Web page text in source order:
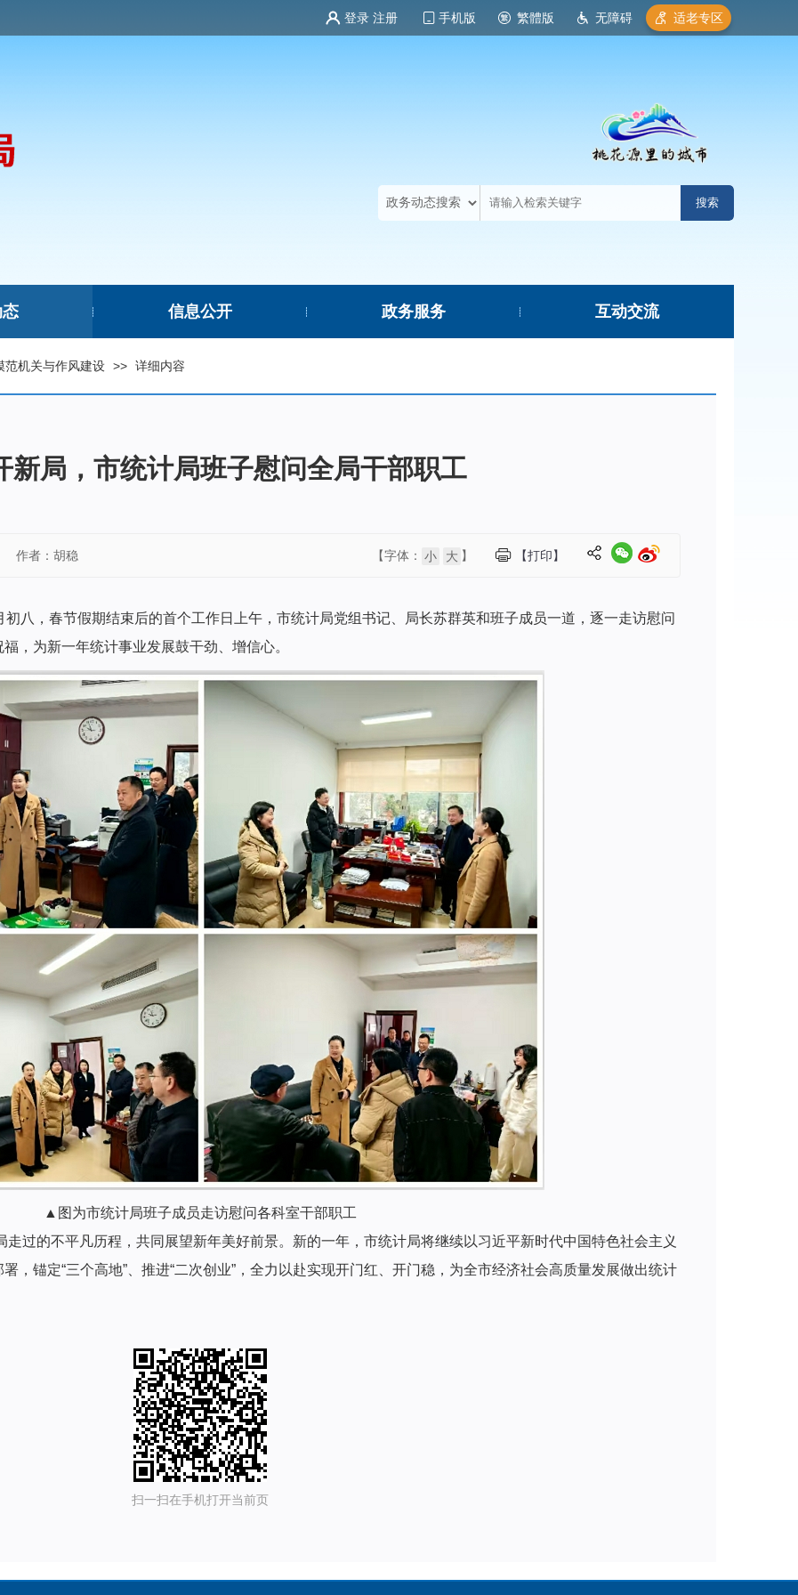
登录 注册 手机版 繁體版 无障碍 适老专区
信息公开 政务服务 互动交流
范机关与作风建设 >> 详细内容
新局，市统计局班子慰问全局干部职工
作者：胡稳 【打印】
【字体： 小 大 】
八，春节假期结束后的首个工作日上午，市统计局党组书记、局长苏群英和班子成员一道，逐一走访慰问
，为新一年统计事业发展鼓干劲、增信心。
▲图为市统计局班子成员走访慰问各科室干部职工
过的不平凡历程，共同展望新年美好前景。新的一年，市统计局将继续以习近平新时代中国特色社会主义
，锚定“三个高地”、推进“二次创业”，全力以赴实现开门红、开门稳，为全市经济社会高质量发展做出统计
扫一扫在手机打开当前页